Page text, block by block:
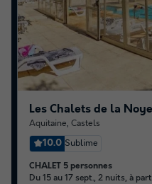
Les Chalets de la
Aquitaine, Castels
10.0 Sublime
CHALET 5 personnes
Du 15 au 17 sept., 2 nuits, à